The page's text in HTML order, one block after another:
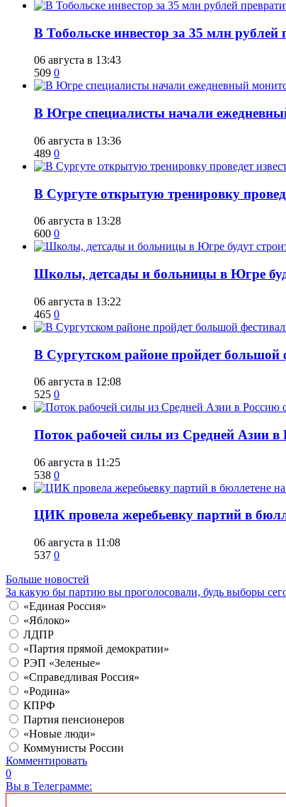
В Тобольске инвестор за 35 млн
06 августа в 13:43
509 0
В Югре специалисты начали
06 августа в 13:36
489 0
В Сургуте открытую тренировку
06 августа в 13:28
600 0
Школы, детсады и больницы в Югре
06 августа в 13:22
465 0
В Сургутском районе пройдет большой
06 августа в 12:08
525 0
Поток рабочей силы из Средней Азии в
06 августа в 11:25
538 0
ЦИК провела жеребьевку партий в
06 августа в 11:08
537 0
Больше новостей
За какую бы партию вы проголосовали, будь выборы
«Единая Россия»
«Яблоко»
ЛДПР
«Партия прямой демократии»
РЭП «Зеленые»
«Справедливая Россия»
«Родина»
КПРФ
Партия пенсионеров
«Новые люди»
Коммунисты России
Комментировать
0
Вы в Телеграмме: